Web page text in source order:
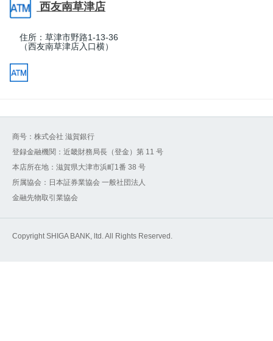
西友南草津店
住所： 草津市野路1-13-36
（西友南草津店入口横）
商号：株式会社 滋賀銀行
登録金融機関：近畿財務局長（登金）第 11 号
本店所在地：滋賀県大津市浜町1番 38 号
所属協会：日本証券業協会 一般社団法人
金融先物取引業協会
Copyright SHIGA BANK, ltd. All Rights Reserved.